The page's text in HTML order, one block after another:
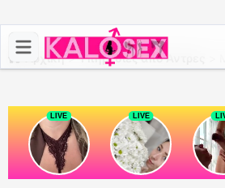
Αρχική >Υπηρεσίες από Άντρες